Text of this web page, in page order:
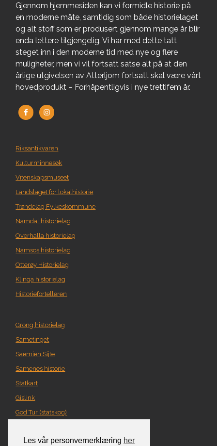
Les vår personvernerklæring her
Gjennom hjemmesiden kan vi formidle historie på
en moderne måte, samtidig som både historielaget
og alt stoff som er produsert gjennom mange år blir
enda lettere tilgjengelig. Vi har med dette tatt
steget inn i den moderne tid med nye og flere
muligheter, men vi vil fortsatt satse alt på at den
årlige utgivelsen av Atterljom fortsatt skal være vårt
hovedprodukt – Forhåpentligvis i nye trettifem år.
Riksantikvaren
Kulturminnesøk
Vitenskapsmuseet
Landslaget for lokalhistorie
Trøndelag Fylkeskommune
Namdal historielag
Overhalla historielag
Namsos historielag
Otterøy Historielag
Klinga historielag
Historiefortelleren
Grong historielag
Sametinget
Saemien Sijte
Samenes historie
Statkart
Gislink
God Tur (statskog)
Norgeskart